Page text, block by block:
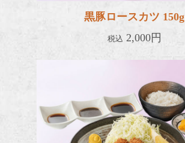
黒豚ロースカツ 150g
税込 2,000円